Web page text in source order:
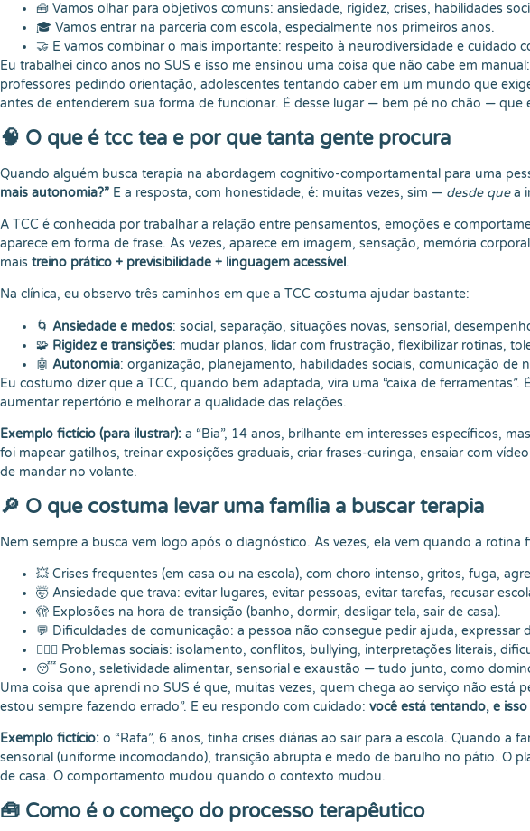
🧰 Vamos olhar para objetivos comuns: ansiedade, rigidez, crises, habilidades
🎓 Vamos entrar na parceria com escola, especialmente nos primeiros anos.
🤝 E vamos combinar o mais importante: respeito à neurodiversidade e cuidado
Eu trabalhei cinco anos no SUS e isso me ensinou uma coisa que não cabe em
professores pedindo orientação, adolescentes tentando caber em um mundo que
antes de entenderem sua forma de funcionar. É desse lugar — bem pé no chão — que
🧠 O que é tcc tea e por que tanta gente procura
Quando alguém busca terapia na abordagem cognitivo-comportamental para uma
mais autonomia?” E a resposta, com honestidade, é: muitas vezes, sim — desde quea
A TCC é conhecida por trabalhar a relação entre pensamentos, emoções e
aparece em forma de frase. Às vezes, aparece em imagem, sensação, memória
mais treino prático + previsibilidade + linguagem acessível.
Na clínica, eu observo três caminhos em que a TCC costuma ajudar bastante:
🌀 Ansiedade e medos: social, separação, situações novas, sensorial,
🧩 Rigidez e transições: mudar planos, lidar com frustração, flexibilizar rotinas,
🤖 Autonomia: organização, planejamento, habilidades sociais, comunicação de
Eu costumo dizer que a TCC, quando bem adaptada, vira uma “caixa de ferramentas”.
aumentar repertório e melhorar a qualidade das relações.
Exemplo fictício (para ilustrar): a “Bia”, 14 anos, brilhante em interesses específicos,
foi mapear gatilhos, treinar exposições graduais, criar frases-curinga, ensaiar com
de mandar no volante.
🔎 O que costuma levar uma família a buscar terapia
Nem sempre a busca vem logo após o diagnóstico. Às vezes, ela vem quando a
💥 Crises frequentes (em casa ou na escola), com choro intenso, gritos, fuga,
🤯 Ansiedade que trava: evitar lugares, evitar pessoas, evitar tarefas, recusar
🫣 Explosões na hora de transição (banho, dormir, desligar tela, sair de casa).
💬 Dificuldades de comunicação: a pessoa não consegue pedir ajuda, expressar
🤹🏻‍♂️ Problemas sociais: isolamento, conflitos, bullying, interpretações literais,
😴 Sono, seletividade alimentar, sensorial e exaustão — tudo junto, como
Uma coisa que aprendi no SUS é que, muitas vezes, quem chega ao serviço não está
estou sempre fazendo errado”. E eu respondo com cuidado: você está tentando, e
Exemplo fictício: o “Rafa”, 6 anos, tinha crises diárias ao sair para a escola. Quando a
sensorial (uniforme incomodando), transição abrupta e medo de barulho no pátio. O
de casa. O comportamento mudou quando o contexto mudou.
🧰 Como é o começo do processo terapêutico